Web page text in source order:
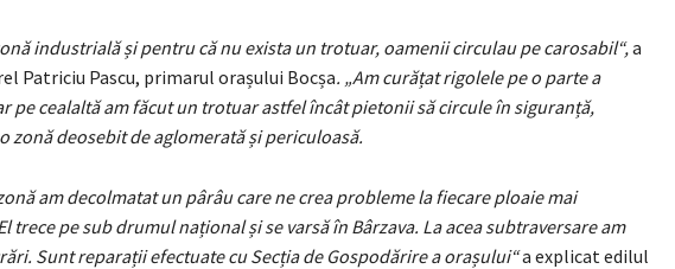
industrială și pentru că nu exista un trotuar, oamenii circulau pe carosabil“,a
Patriciu Pascu, primarul orașului Bocșa. „Am curățat rigolele pe o parte a
pe cealaltă am făcut un trotuar astfel încât pietonii să circule în siguranță,
zonă deosebit de aglomerată și periculoasă.
am decolmatat un pârâu care ne crea probleme la fiecare ploaie mai
trece pe sub drumul național și se varsă în Bârzava. La acea subtraversare am
Sunt reparații efectuate cu Secția de Gospodărire a orașului“a explicat edilul